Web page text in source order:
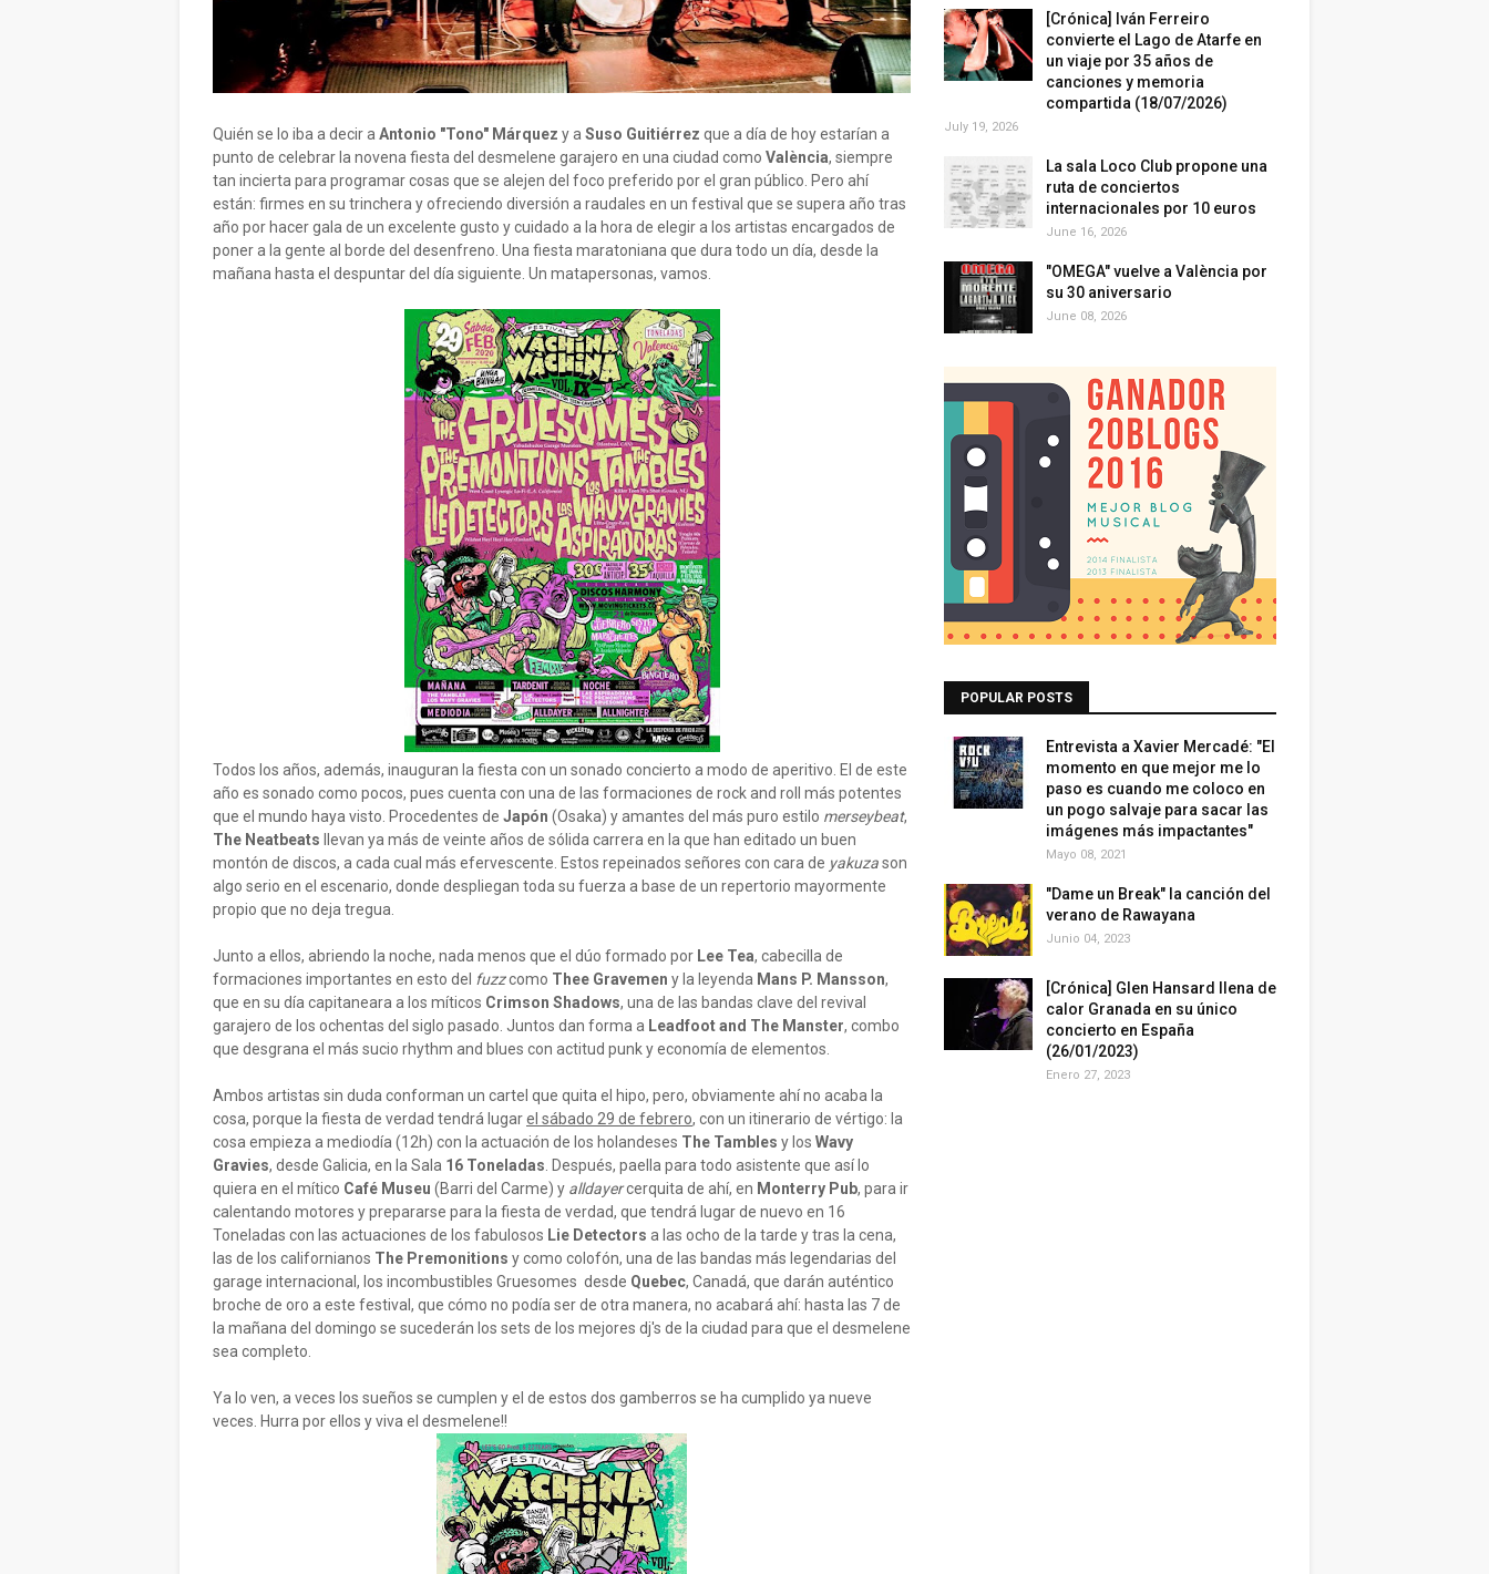
Quién se lo iba a decir a Antonio "Tono" Márquez y a Suso Guitiérrez que a día de hoy estarían a
punto de celebrar la novena fiesta del desmelene garajero en una ciudad como València, siempre
tan incierta para programar cosas que se alejen del foco preferido por el gran público. Pero ahí
están: firmes en su trinchera y ofreciendo diversión a raudales en un festival que se supera año tras
año por hacer gala de un excelente gusto y cuidado a la hora de elegir a los artistas encargados de
poner a la gente al borde del desenfreno. Una fiesta maratoniana que dura todo un día, desde la
mañana hasta el despuntar del día siguiente. Un matapersonas, vamos.
Todos los años, además, inauguran la fiesta con un sonado concierto a modo de aperitivo. El de este
año es sonado como pocos, pues cuenta con una de las formaciones de rock and roll más potentes
que el mundo haya visto. Procedentes de Japón (Osaka) y amantes del más puro estilo merseybeat,
The Neatbeats
llevan ya más de veinte años de sólida carrera en la que han editado un buen
montón de discos, a cada cual más efervescente. Estos repeinados señores con cara de yakuzason
algo serio en el escenario, donde despliegan toda su fuerza a base de un repertorio mayormente
propio que no deja tregua.
Junto a ellos, abriendo la noche, nada menos que el dúo formado por Lee Tea, cabecilla de
formaciones importantes en esto del fuzzcomo Thee Gravemen y la leyenda Mans P. Mansson,
que en su día capitaneara a los míticos Crimson Shadows, una de las bandas clave del revival
garajero de los ochentas del siglo pasado. Juntos dan forma a Leadfoot and The Manster, combo
que desgrana el más sucio rhythm and blues con actitud punk y economía de elementos.
Ambos artistas sin duda conforman un cartel que quita el hipo, pero, obviamente ahí no acaba la
cosa, porque la fiesta de verdad tendrá lugarel sábado 29 de febrero, con un itinerario de vértigo: la
cosa empieza a mediodía (12h) con la actuación de los holandeses The Tambles y los Wavy
Gravies, desde Galicia, en la Sala 16 Toneladas . Después, paella para todo asistente que así lo
quiera en el mítico Café Museu (Barri del Carme) y alldayercerquita de ahí, en Monterry Pub, para ir
calentando motores y prepararse para la fiesta de verdad, que tendrá lugar de nuevo en 16
Toneladas con las actuaciones de los fabulosos Lie Detectors a las ocho de la tarde y tras la cena,
las de los californianos The Premonitions y como colofón, una de las bandas más legendarias del
garage internacional, los incombustibles Gruesomes desde Quebec, Canadá, que darán auténtico
broche de oro a este festival, que cómo no podía ser de otra manera, no acabará ahí: hasta las 7 de
la mañana del domingo se sucederán los sets de los mejores dj's de la ciudad para que el desmelene
sea completo.
Ya lo ven, a veces los sueños se cumplen y el de estos dos gamberros se ha cumplido ya nueve
veces. Hurra por ellos y viva el desmelene!!
[Crónica] Iván Ferreiro
convierte el Lago de Atarfe en
un viaje por 35 años de
canciones y memoria
compartida (18/07/2026)
July 19, 2026
La sala Loco Club propone una
ruta de conciertos
internacionales por 10 euros
June 16, 2026
"OMEGA" vuelve a València por
su 30 aniversario
June 08, 2026
POPULAR POSTS
Entrevista a Xavier Mercadé: "El
momento en que mejor me lo
paso es cuando me coloco en
un pogo salvaje para sacar las
imágenes más impactantes"
Mayo 08, 2021
"Dame un Break" la canción del
verano de Rawayana
Junio 04, 2023
[Crónica] Glen Hansard llena de
calor Granada en su único
concierto en España
(26/01/2023)
Enero 27, 2023